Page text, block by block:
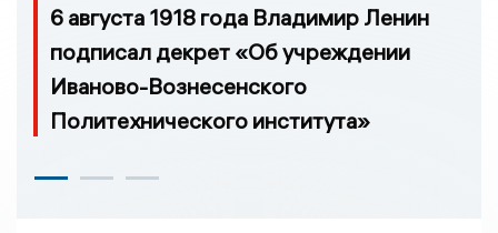
6 августа 1918 года Владимир Ленин
подписал декрет «Об учреждении
Иваново-Вознесенского
Политехнического института»